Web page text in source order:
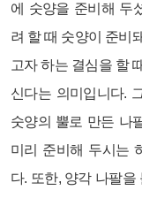
에 숫양을 준비해 두
려 할 때 숫양이 준비
고자 하는 결심을 할
신다는 의미입니다.
숫양의 뿔로 만든 나
미리 준비해 두시는
다. 또한, 양각 나팔